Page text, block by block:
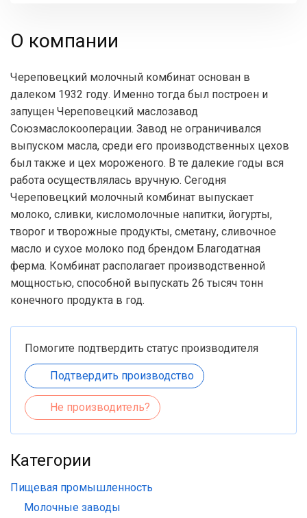
О компании
Череповецкий молочный комбинат основан в
далеком 1932 году. Именно тогда был построен и
запущен Череповецкий маслозавод
Союзмаслокооперации. Завод не ограничивался
выпуском масла, среди его производственных цехов
был также и цех мороженого. В те далекие годы вся
работа осуществлялась вручную. Сегодня
Череповецкий молочный комбинат выпускает
молоко, сливки, кисломолочные напитки, йогурты,
творог и творожные продукты, сметану, сливочное
масло и сухое молоко под брендом Благодатная
ферма. Комбинат располагает производственной
мощностью, способной выпускать 26 тысяч тонн
конечного продукта в год.
Помогите подтвердить статус производителя
Подтвердить производство
Не производитель?
Категории
Пищевая промышленность
Молочные заводы